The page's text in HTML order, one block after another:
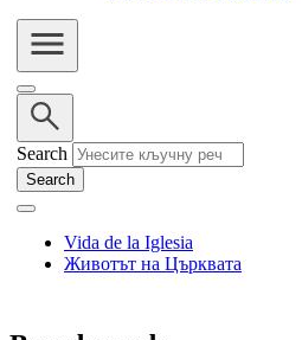
Search
Vida de la Iglesia
Животът на Църквата